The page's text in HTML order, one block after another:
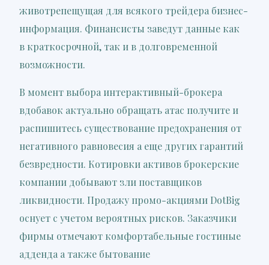
животрепещущая для всякого трейдера бизнес-
информация. Финансисты заведут данные как
в краткосрочной, так и в долговременной
возможности.
В момент выбора интерактивный-брокера
вдобавок актуально обращать атас получите и
распишитесь существование предохранения от
негативного равновесия а еще других гарантий
безвредности. Котировки активов брокерские
компании добывают зли поставщиков
ликвидности. Продажу промо-акциями DotBig
оснует с учетом вероятных рисков. Заказчики
фирмы отмечают комфортабельные гостиные
адденда а также бытование